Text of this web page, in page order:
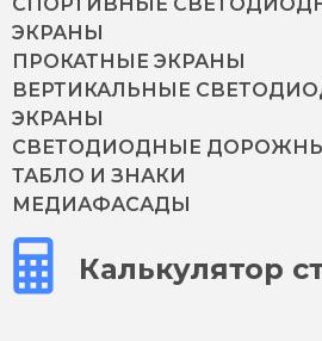
ЭКРАНЫ
ПРОКАТНЫЕ ЭКРАНЫ
ВЕРТИКАЛЬНЫЕ
ЭКРАНЫ
СВЕТОДИОДНЫЕ
ТАБЛО И ЗНАКИ
МЕДИАФАСАДЫ
Калькулятор